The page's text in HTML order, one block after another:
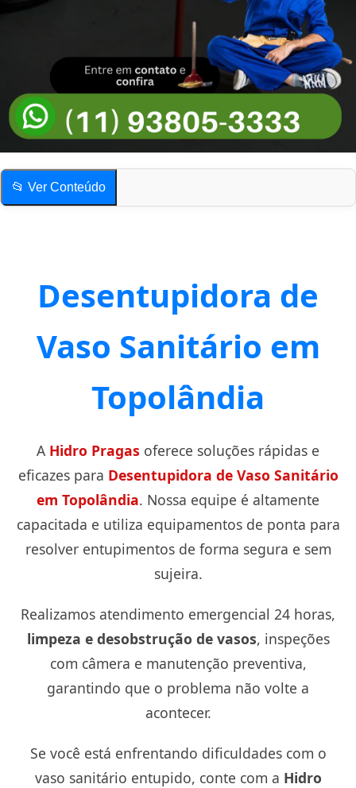
📂 Ver Conteúdo
Desentupidora de Vaso Sanitário em Topolândia
Desentupidora de
Vaso Sanitário em
Topolândia
A Hidro Pragas oferece soluções rápidas e
eficazes para Desentupidora de Vaso Sanitário
em Topolândia. Nossa equipe é altamente
capacitada e utiliza equipamentos de ponta para
resolver entupimentos de forma segura e sem
sujeira.
Realizamos atendimento emergencial 24 horas,
limpeza e desobstrução de vasos, inspeções
com câmera e manutenção preventiva,
garantindo que o problema não volte a
acontecer.
Se você está enfrentando dificuldades com o
vaso sanitário entupido, conte com a Hidro